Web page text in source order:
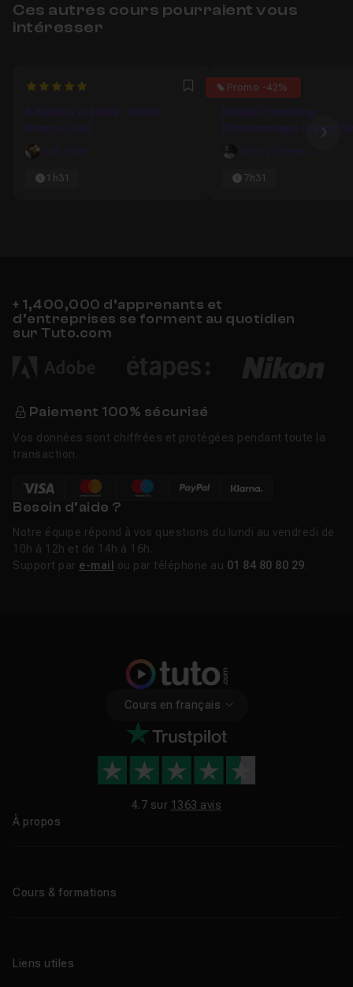
Ces autres cours pourraient vous
intéresser
5 Favori
4 Ateliers créatifs : effets
trompe-l'oeil
Joel Riba
1h31
Promo -42%
4.6829268292683
Bundle Photoshop :
Photomontage Créatif
par la Pratique avec
Thierry Serveau
7h31
+ 1,400,000 d’apprenants et
d’entreprises se forment au quotidien
sur Tuto.com
Paiement 100% sécurisé
Vos données sont chiffrées et protégées pendant toute la
transaction.
Besoin d’aide ?
Notre équipe répond à vos questions du lundi au vendredi de
10h à 12h et de 14h à 16h.
Support par e-mail ou par téléphone au 01 84 80 80 29
Cours en français
4.7 sur 1363 avis
À propos
Cours & formations
Formations certifiantes
Liens utiles